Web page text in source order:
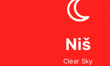
Niš
Clear Sky